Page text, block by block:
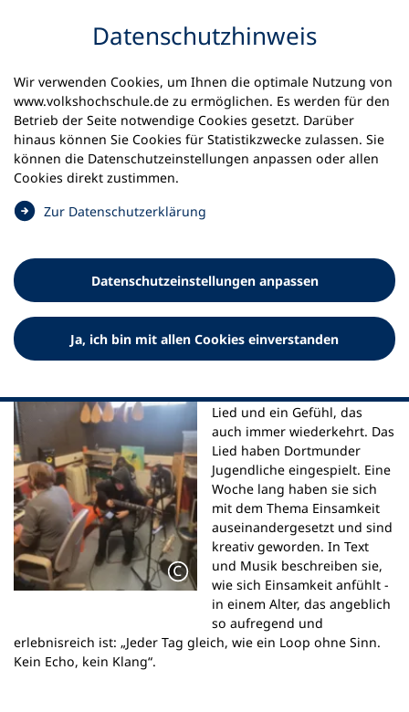
Datenschutz­hinweis
Wir verwenden Cookies, um Ihnen die optimale Nutzung von
www.volkshochschule.de zu ermöglichen. Es werden für den
Betrieb der Seite notwendige Cookies gesetzt. Darüber
hinaus können Sie Cookies für Statistikzwecke zulassen. Sie
können die Datenschutz­einstellungen anpassen oder allen
Cookies direkt zustimmen.
Zur Datenschutz­erklärung
i
Datenschutz­einstellungen anpassen
Ja, ich bin mit allen Cookies einverstanden
Songs über Einsamkeit
23.06.2026
Songs über Einsamkeit
Dortmunder Jugendliche brechen Tabu
alleine bist“: der Refrain im
Lied und ein Gefühl, das
auch immer wiederkehrt. Das
Lied haben Dortmunder
Jugendliche eingespielt. Eine
Woche lang haben sie sich
mit dem Thema Einsamkeit
auseinandergesetzt und sind
kreativ geworden. In Text
und Musik beschreiben sie,
wie sich Einsamkeit anfühlt -
in einem Alter, das angeblich
so aufregend und
erlebnisreich ist: „Jeder Tag gleich, wie ein Loop ohne Sinn.
Kein Echo, kein Klang“.